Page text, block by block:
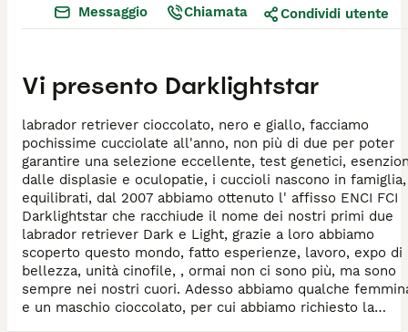
Vi presento Darklightstar
Messaggio Chiamata Condividi utente
labrador retriever cioccolato, nero e giallo, facciamo
pochissime cucciolate all'anno, non più di due per poter
garantire una selezione eccellente, test genetici,
dalle displasie e oculopatie, i cuccioli nascono in famiglia,
equilibrati, dal 2007 abbiamo ottenuto l' affisso ENCI FCI
Darklightstar che racchiude il nome dei nostri primi due
labrador retriever Dark e Light, grazie a loro abbiamo
scoperto questo mondo, fatto esperienze, lavoro, expo di
bellezza, unità cinofile, , ormai non ci sono più, ma sono
sempre nei nostri cuori. Adesso abbiamo qualche
e un maschio cioccolato, per cui abbiamo richiesto la